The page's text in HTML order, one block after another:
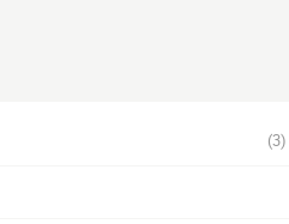
(3)